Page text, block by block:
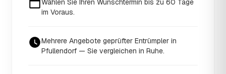
im Voraus.
Mehrere Angebote geprüfter Entrümpler in
Pfullendorf — Sie vergleichen in Ruhe.